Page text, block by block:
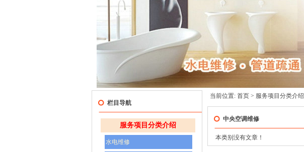
栏目导航
服务项目分类介绍
水电维修
当前位置: 首页 > 服务项目分类介绍
中央空调维修
本类别没有文章！